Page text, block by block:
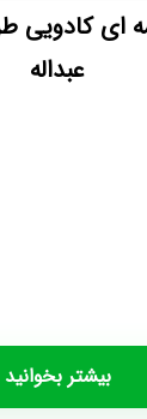
ای کادویی
عبداله
بیشتر بخوانید